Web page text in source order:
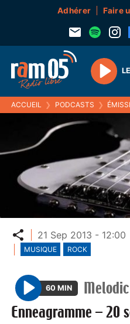
Adhérer Faire
Play
ACCUEIL ❯ PODCASTS ❯
Partager
21 Sep 2013 - 12:00
MUSIQUE ROCK
P
l
60 MIN
Enneagramme – 20